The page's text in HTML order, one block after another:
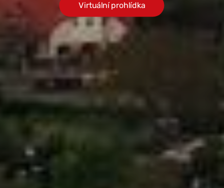
Virtuální prohlídka